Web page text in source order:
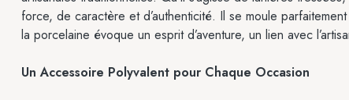
force, de caractère et d’authenticité. Il se moule
la porcelaine évoque un esprit d’aventure, un lien avec
Un Accessoire Polyvalent pour Chaque Occasion